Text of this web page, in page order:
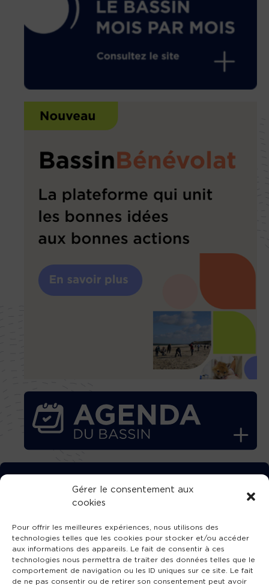
Gérer le consentement aux
cookies
Pour offrir les meilleures expériences, nous utilisons des
technologies telles que les cookies pour stocker et/ou accéder
aux informations des appareils. Le fait de consentir à ces
technologies nous permettra de traiter des données telles que le
comportement de navigation ou les ID uniques sur ce site. Le fait
de ne pas consentir ou de retirer son consentement peut avoir
TÉLÉCHARGEZ GRATUITEMENT
L’APPLICATION TVBA !
SUIVEZ-NOUS !